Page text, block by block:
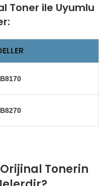
Toner ile Uyumlu
Tonerin